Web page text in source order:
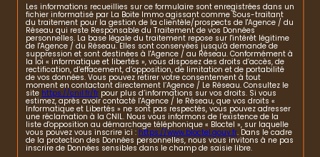
Les informations recueillies sur ce formulaire sont enregistrées dans un
fichier informatisé par La Boite Immo agissant comme Sous-traitant
du traitement pour la gestion de la clientèle/prospects de l'Agence / du
Réseau qui reste Responsable du Traitement de vos Données
personnelles. La base légale du traitement repose sur l'intérêt légitime
de l'Agence / du Réseau. Elles sont conservées jusqu'à demande de
suppression et sont destinées à l'Agence / au Réseau. Conformément à
la loi « informatique et libertés », vous disposez des droits d’accès, de
rectification, d’effacement, d’opposition, de limitation et de portabilité
de vos données. Vous pouvez retirer votre consentement à tout
moment en contactant directement l’Agence / Le Réseau. Consultez le
site https://cnil.fr/fr pour plus d’informations sur vos droits. Si vous
estimez, après avoir contacté l'Agence / le Réseau, que vos droits «
Informatique et Libertés » ne sont pas respectés, vous pouvez adresser
une réclamation à la CNIL. Nous vous informons de l’existence de la
liste d'opposition au démarchage téléphonique « Bloctel », sur laquelle
vous pouvez vous inscrire ici : https://www.bloctel.gouv.fr. Dans le cadre
de la protection des Données personnelles, nous vous invitons à ne pas
inscrire de Données sensibles dans le champ de saisie libre.